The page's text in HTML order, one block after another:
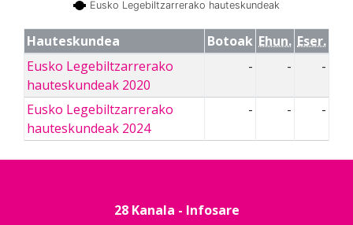
Eusko Legebiltzarrerako hauteskundeak
Hauteskundea Botoak Ehun. Eser.
Eusko Legebiltzarrerako
hauteskundeak 2020
- - -
Eusko Legebiltzarrerako
hauteskundeak 2024
- - -
28 Kanala - Infosare